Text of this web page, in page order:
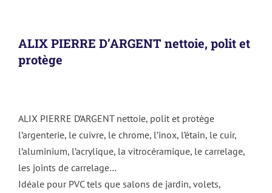
ALIX PIERRE D’ARGENT nettoie, polit et
protège
ALIX PIERRE D’ARGENT nettoie, polit et protège
l’argenterie, le cuivre, le chrome, l’inox, l’étain, le cuir,
l’aluminium, l’acrylique, la vitrocéramique, le carrelage,
les joints de carrelage…
Idéale pour PVC tels que salons de jardin, volets,